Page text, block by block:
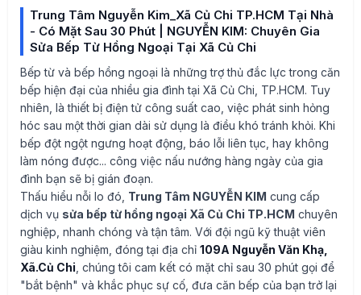
Trung Tâm Nguyễn Kim_Xã Củ Chi TP.HCM Tại Nhà
- Có Mặt Sau 30 Phút | NGUYỄN KIM: Chuyên Gia
Sửa Bếp Từ Hồng Ngoại Tại Xã Củ Chi
Bếp từ và bếp hồng ngoại là những trợ thủ đắc lực trong căn
bếp hiện đại của nhiều gia đình tại Xã Củ Chi, TP.HCM. Tuy
nhiên, là thiết bị điện tử công suất cao, việc phát sinh hỏng
hóc sau một thời gian dài sử dụng là điều khó tránh khỏi. Khi
bếp đột ngột ngưng hoạt động, báo lỗi liên tục, hay không
làm nóng được... công việc nấu nướng hàng ngày của gia
đình bạn sẽ bị gián đoạn.
Thấu hiểu nỗi lo đó, Trung Tâm NGUYỄN KIM cung cấp
dịch vụ sửa bếp từ hồng ngoại Xã Củ Chi TP.HCM chuyên
nghiệp, nhanh chóng và tận tâm. Với đội ngũ kỹ thuật viên
giàu kinh nghiệm, đóng tại địa chỉ 109A Nguyễn Văn Khạ,
Xã.Củ Chi , chúng tôi cam kết có mặt chỉ sau 30 phút gọi để
"bắt bệnh" và khắc phục sự cố, đưa căn bếp của bạn trở lại